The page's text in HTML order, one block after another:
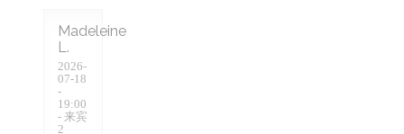
Madeleine
L
2026-
07-18
-
19:00
- 来宾
2